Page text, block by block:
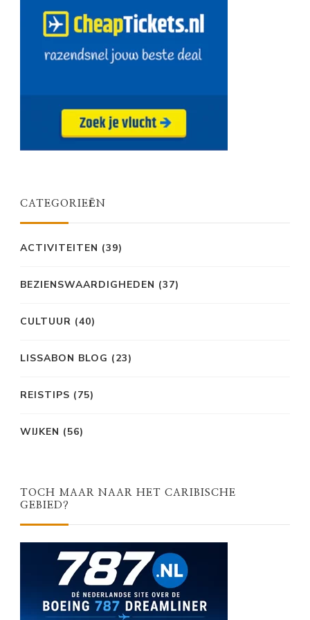
CATEGORIEËN
ACTIVITEITEN (39)
BEZIENSWAARDIGHEDEN (37)
CULTUUR (40)
LISSABON BLOG (23)
REISTIPS (75)
WIJKEN (56)
TOCH MAAR NAAR HET CARIBISCHE
GEBIED?